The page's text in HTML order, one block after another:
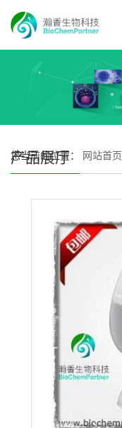
产品展厅
您当前的位置： 网站首页